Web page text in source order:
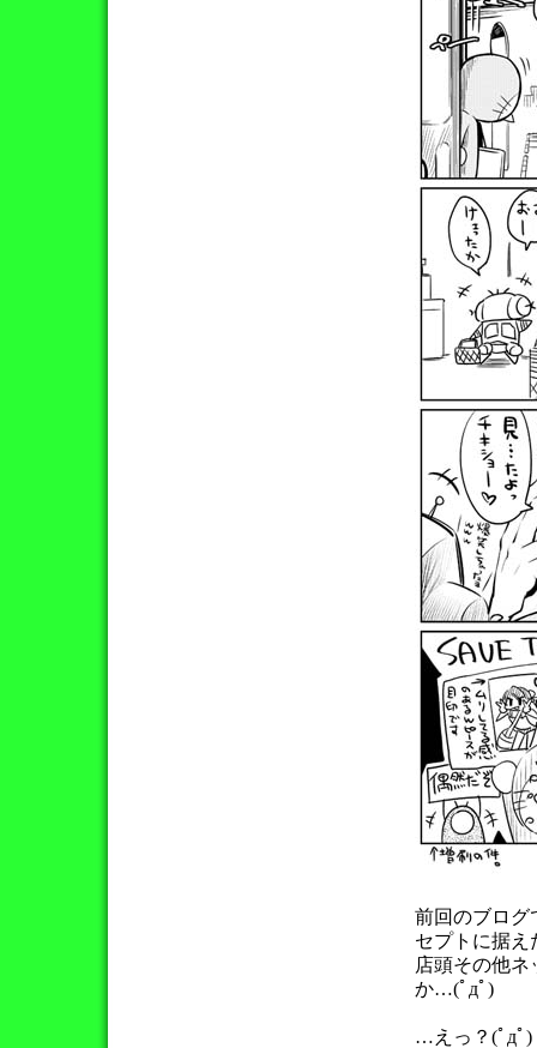
前回のブログ
セプトに据え
店頭その他
か…(ﾟдﾟ)
…えっ？(ﾟдﾟ)